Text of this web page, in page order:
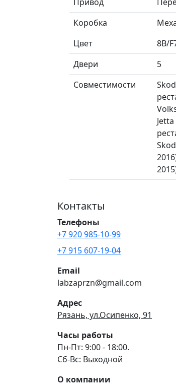
Коробка
Цвет
8B/
Двери
5
Совместимости
Контакты
Телефоны
+7 920 985-10-99
+7 915 607-19-04
Email
labzaprzn@gmail.com
Адрес
Рязань, ул.Осипенко, 91
Часы работы
Пн-Пт: 9:00 - 18:00.
Сб-Вс: Выходной
О компании